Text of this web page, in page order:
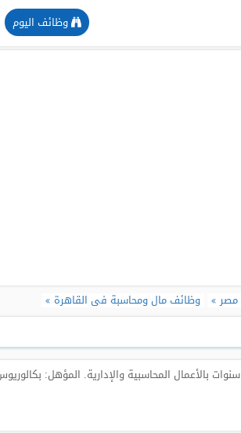
وظائف اليوم
وظائف مال ومحاسبة فى القاهرة
مطلوب لشركة تطوير عقاري بالتجمع الأول محاسب خبرة حتى 3 سنوات بالأعمال المحاسبية والإدارية.